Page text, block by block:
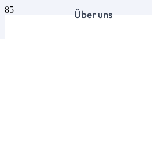
Über uns